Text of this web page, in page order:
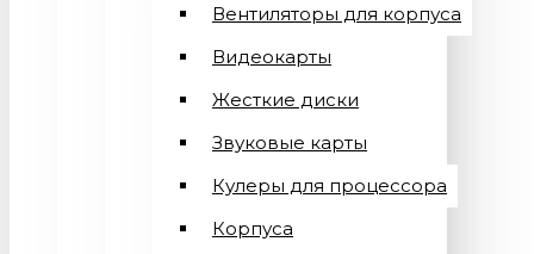
Вентиляторы для корпуса
Видеокарты
Жесткие диски
Звуковые карты
Кулеры для процессора
Корпуса